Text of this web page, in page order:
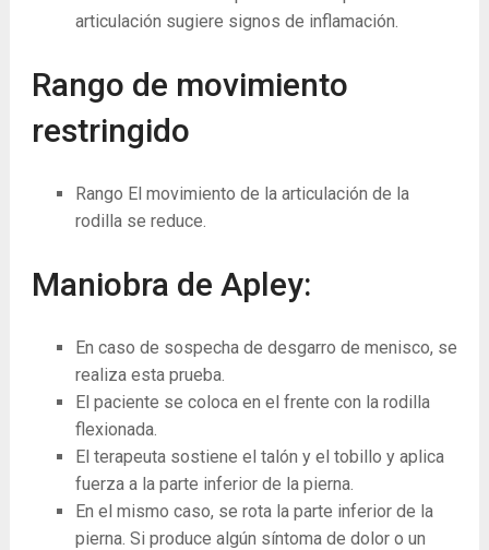
articulación sugiere signos de inflamación.
Rango de movimiento
restringido
Rango El movimiento de la articulación de la
rodilla se reduce.
Maniobra de Apley:
En caso de sospecha de desgarro de menisco, se
realiza esta prueba.
El paciente se coloca en el frente con la rodilla
flexionada.
El terapeuta sostiene el talón y el tobillo y aplica
fuerza a la parte inferior de la pierna.
En el mismo caso, se rota la parte inferior de la
pierna. Si produce algún síntoma de dolor o un